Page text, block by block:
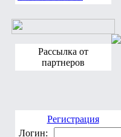
Рассылка от
Регистрация